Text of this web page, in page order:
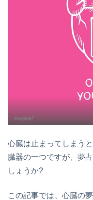
心臓は止まってしまう
臓器の一つですが、夢
しょうか?
この記事では、心臓の